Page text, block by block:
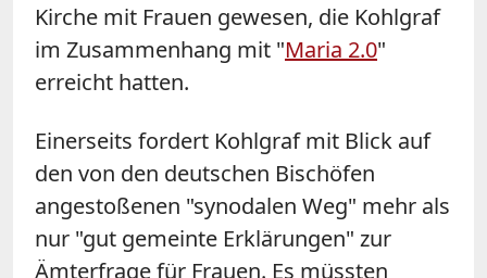
Kirche mit Frauen gewesen, die Kohlgraf
im Zusammenhang mit "Maria 2.0"
erreicht hatten.
Einerseits fordert Kohlgraf mit Blick auf
den von den deutschen Bischöfen
angestoßenen "synodalen Weg" mehr als
nur "gut gemeinte Erklärungen" zur
Ämterfrage für Frauen. Es müssten